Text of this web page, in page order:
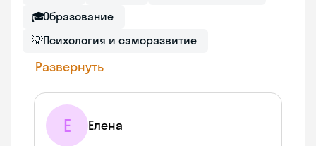
🎓Образование
💡Психология и саморазвитие
Развернуть
Е
Елена